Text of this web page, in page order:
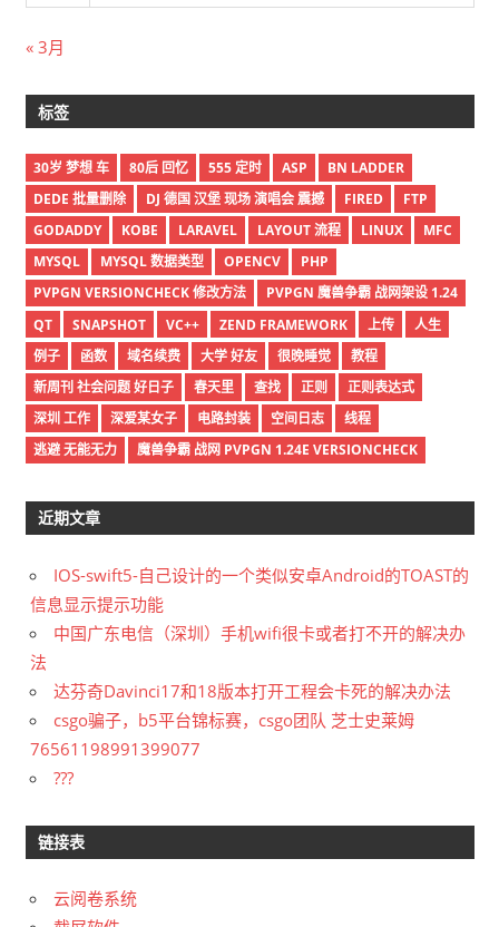
« 3月
标签
30岁 梦想 车 80后 回忆 555 定时 ASP
BN LADDER
DEDE 批量删除
DJ 德国 汉堡 现场 演唱会 震撼 FIRED
FTP
GODADDY
KOBE LARAVEL LAYOUT 流程 LINUX
MFC
MYSQL
MYSQL 数据类型 OPENCV
PHP
PVPGN VERSIONCHECK 修改方法
PVPGN 魔兽争霸 战网架设 1.24
QT
SNAPSHOT VC++ ZEND FRAMEWORK 上传
人生
例子
函数 域名续费 大学 好友 很晚睡觉
教程
新周刊 社会问题 好日子
春天里 查找 正则
正则表达式
深圳 工作
深爱某女子 电路封装 空间日志
线程
逃避 无能无力
魔兽争霸 战网 PVPGN 1.24E VERSIONCHECK
近期文章
IOS-swift5-自己设计的一个类似安卓Android的TOAST的
信息显示提示功能
中国广东电信（深圳）手机wifi很卡或者打不开的解决办
法
达芬奇Davinci17和18版本打开工程会卡死的解决办法
csgo骗子，b5平台锦标赛，csgo团队 芝士史莱姆
76561198991399077
???
链接表
云阅卷系统